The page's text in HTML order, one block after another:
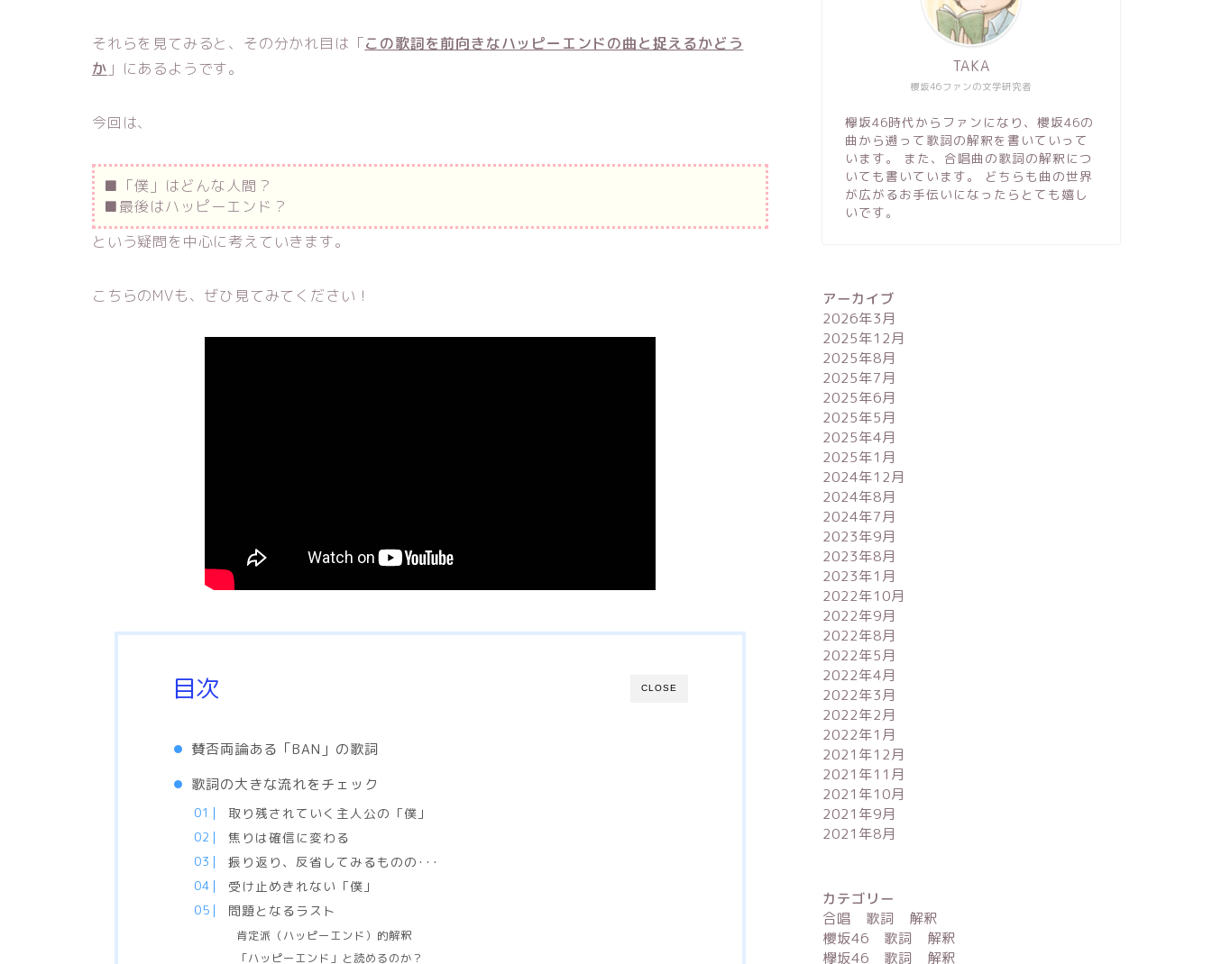
それらを見てみると、その分かれ目は「この歌詞を前向きなハッピーエンドの曲と捉えるかどう
か 」にあるようです。
今回は、
■「僕」はどんな人間？
■最後はハッピーエンド？
という疑問を中心に考えていきます。
こちらのMVも、ぜひ見てみてください！
CLOSE
目次
賛否両論ある「BAN」の歌詞
歌詞の大きな流れをチェック
取り残されていく主人公の「僕」
焦りは確信に変わる
振り返り、反省してみるものの･･･
受け止めきれない「僕」
問題となるラスト
肯定派（ハッピーエンド）的解釈
「ハッピーエンド」と読めるのか？
櫻坂46ファンの文学研究者
TAKA
欅坂46時代からファンになり、櫻坂46の
曲から遡って歌詞の解釈を書いていって
います。 また、合唱曲の歌詞の解釈につ
いても書いています。 どちらも曲の世界
が広がるお手伝いになったらとても嬉し
いです。
アーカイブ
2026年3月
2025年12月
2025年8月
2025年7月
2025年6月
2025年5月
2025年4月
2025年1月
2024年12月
2024年8月
2024年7月
2023年9月
2023年8月
2023年1月
2022年10月
2022年9月
2022年8月
2022年5月
2022年4月
2022年3月
2022年2月
2022年1月
2021年12月
2021年11月
2021年10月
2021年9月
2021年8月
カテゴリー
合唱 歌詞 解釈
櫻坂46 歌詞 解釈
欅坂46 歌詞 解釈